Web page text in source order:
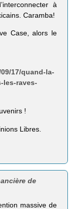
à
Caramba!
Case, alors le
17/quand-la-
les-raves-
!
Libres.
de
massive de